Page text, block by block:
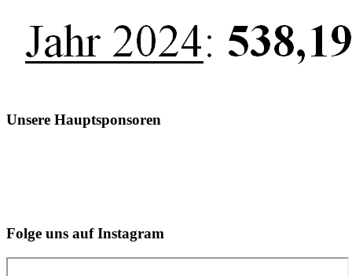
Unsere Hauptsponsoren
Folge uns auf Instagram